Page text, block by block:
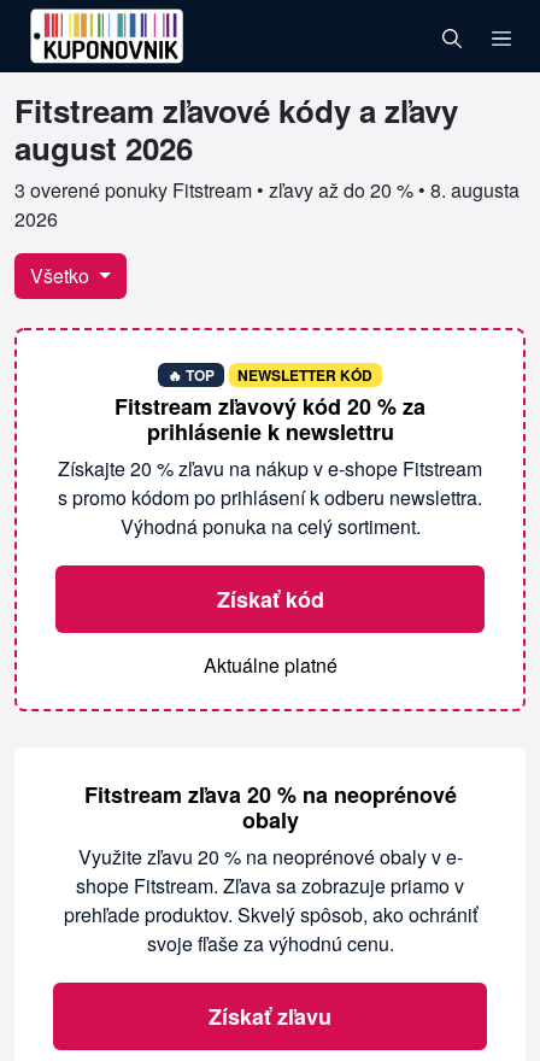
Fitstream zľavové kódy a zľavy
august 2026
3 overené ponuky Fitstream • zľavy až do 20 % • 8. augusta
2026
Overené kupóny pre Fitstream
Všetko
🔥 TOP NEWSLETTER KÓD
Fitstream zľavový kód 20 % za
prihlásenie k newslettru
Získajte 20 % zľavu na nákup v e-shope Fitstream
s promo kódom po prihlásení k odberu newslettra.
Výhodná ponuka na celý sortiment.
Získať kód
Aktuálne platné
Fitstream zľava 20 % na neoprénové
obaly
Využite zľavu 20 % na neoprénové obaly v e-
shope Fitstream. Zľava sa zobrazuje priamo v
prehľade produktov. Skvelý spôsob, ako ochrániť
svoje fľaše za výhodnú cenu.
Získať zľavu